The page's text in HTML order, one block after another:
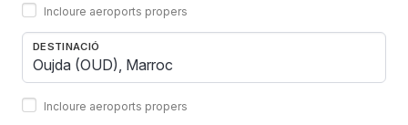
Incloure aeroports propers
DESTINACIÓ
Incloure aeroports propers